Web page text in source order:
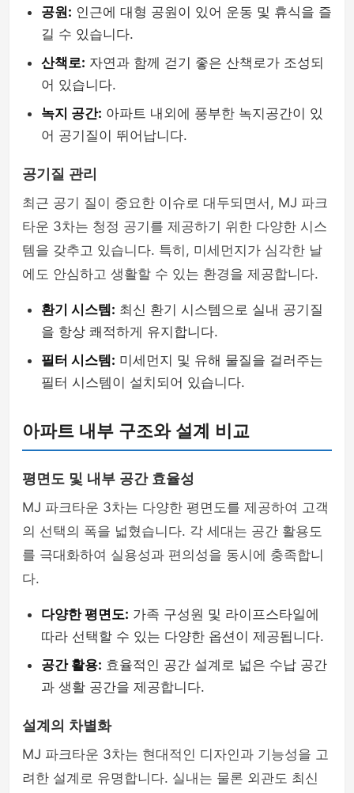
공원: 인근에 대형 공원이 있어 운동 및 휴식을 즐
길 수 있습니다.
산책로: 자연과 함께 걷기 좋은 산책로가 조성되
어 있습니다.
녹지 공간: 아파트 내외에 풍부한 녹지공간이 있
어 공기질이 뛰어납니다.
공기질 관리
최근 공기 질이 중요한 이슈로 대두되면서, MJ 파크
타운 3차는 청정 공기를 제공하기 위한 다양한 시스
템을 갖추고 있습니다. 특히, 미세먼지가 심각한 날
에도 안심하고 생활할 수 있는 환경을 제공합니다.
환기 시스템: 최신 환기 시스템으로 실내 공기질
을 항상 쾌적하게 유지합니다.
필터 시스템: 미세먼지 및 유해 물질을 걸러주는
필터 시스템이 설치되어 있습니다.
아파트 내부 구조와 설계 비교
평면도 및 내부 공간 효율성
MJ 파크타운 3차는 다양한 평면도를 제공하여 고객
의 선택의 폭을 넓혔습니다. 각 세대는 공간 활용도
를 극대화하여 실용성과 편의성을 동시에 충족합니
다.
다양한 평면도: 가족 구성원 및 라이프스타일에
따라 선택할 수 있는 다양한 옵션이 제공됩니다.
공간 활용: 효율적인 공간 설계로 넓은 수납 공간
과 생활 공간을 제공합니다.
설계의 차별화
MJ 파크타운 3차는 현대적인 디자인과 기능성을 고
려한 설계로 유명합니다. 실내는 물론 외관도 최신